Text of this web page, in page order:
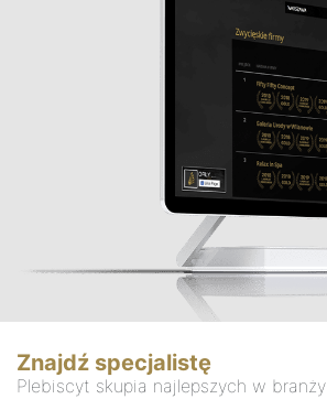
Znajdź specjalistę
Plebiscyt skupia najlepszych w branży